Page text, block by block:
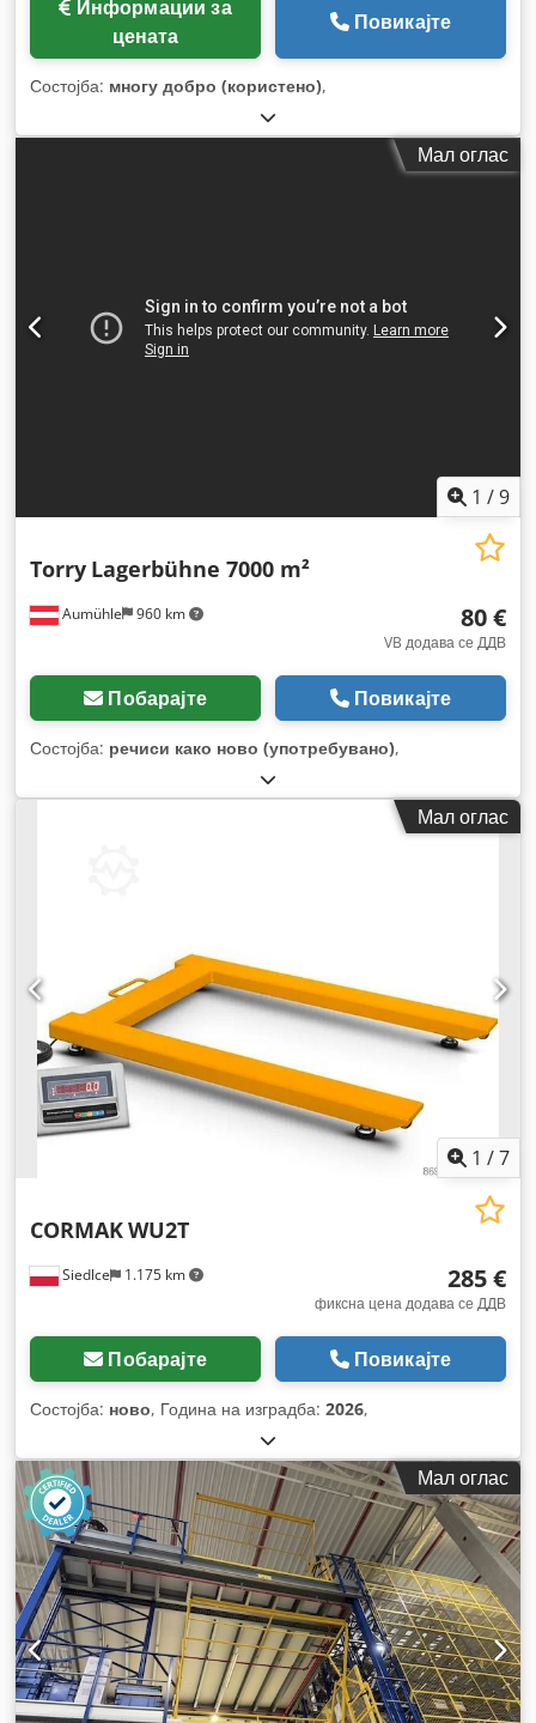
цената
Повикајте
Состојба: многу добро (користено),
Мал оглас
1 /9
Aumühle 960 km
Torry Lagerbühne 7000 m²
80 €
VB додава се ДДВ
Побарајте Повикајте
Состојба: речиси како ново (употребувано),
Мал оглас
1 /7
Siedlce 1.175 km
CORMAKWU2T
285 €
фиксна цена додава се ДДВ
Побарајте Повикајте
Состојба: ново, Година на изградба: 2026,
Мал оглас